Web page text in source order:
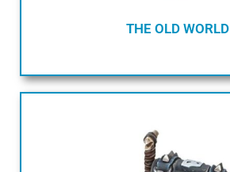
THE OLD WORLD